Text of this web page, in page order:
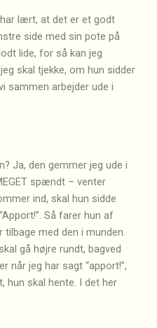
lært, at det er et godt
side med sin pote på
lide, for så kan jeg
skal tjekke, om hun sidder
sammen arbejder ude i
Ja, den gemmer jeg ude i
spændt – venter
ind, skal hun sidde
Så farer hun af
med den i munden.
gå højre rundt, bagved
når jeg har sagt “apport!”,
hun skal hente. I det her